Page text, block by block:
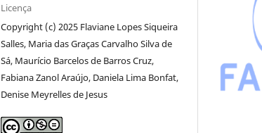
Licença
Copyright (c) 2025 Flaviane Lopes Siqueira
Salles, Maria das Graças Carvalho Silva de
Sá, Maurício Barcelos de Barros Cruz,
Fabiana Zanol Araújo, Daniela Lima Bonfat,
Denise Meyrelles de Jesus